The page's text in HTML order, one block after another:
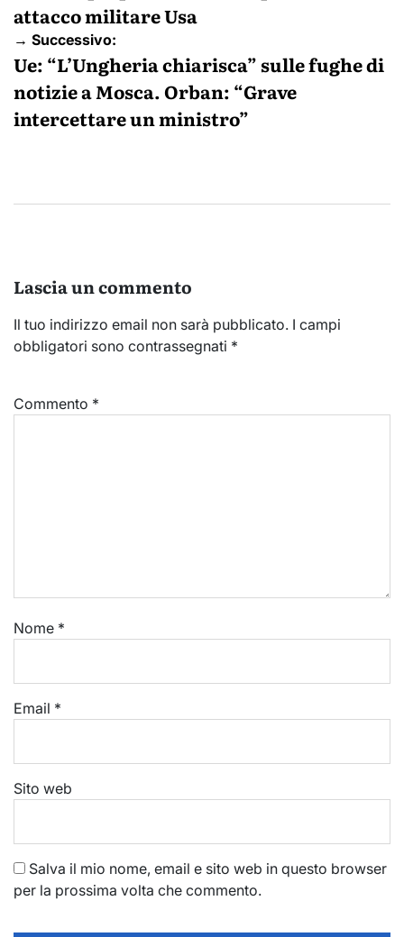
attacco militare Usa
→ Successivo:
Ue: “L’Ungheria chiarisca” sulle fughe di
notizie a Mosca. Orban: “Grave
intercettare un ministro”
Lascia un commento
Il tuo indirizzo email non sarà pubblicato. I campi
obbligatori sono contrassegnati *
Commento *
Nome *
Email *
Sito web
Salva il mio nome, email e sito web in questo browser
per la prossima volta che commento.